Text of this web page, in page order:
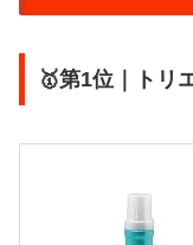
🥇第1位｜トリ